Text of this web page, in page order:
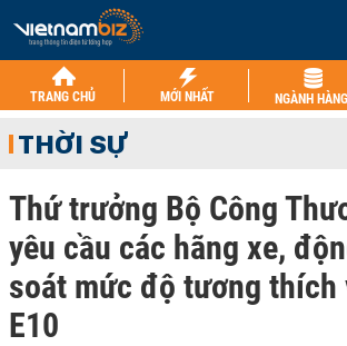
TRANG CHỦ MỚI NHẤT NGÀNH HÀNG
THỜI SỰ
Thứ trưởng Bộ Công
yêu cầu các hãng xe,
soát mức độ tương thích
E10